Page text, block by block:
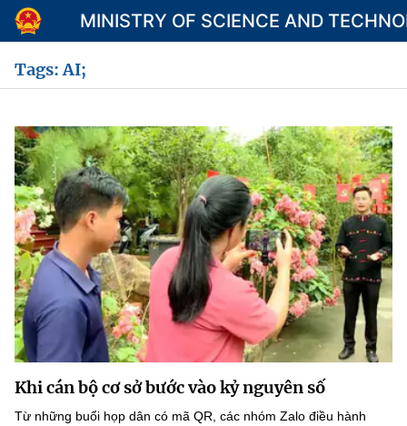
MINISTRY OF SCIENCE AND
Category
Home
About Mst
News
Multimedia
Contact
Language
Vietnamese English
Tags: AI;
Khi cán bộ cơ sở bước vào kỷ nguyên số
Từ những buổi họp dân có mã QR, các nhóm Zalo điều hành